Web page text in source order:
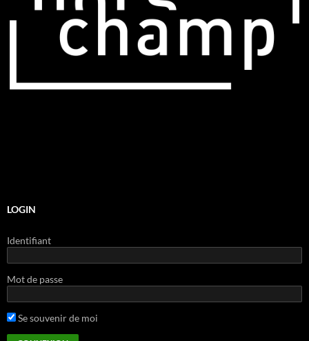
LOGIN
Identifiant
Mot de passe
Se souvenir de moi